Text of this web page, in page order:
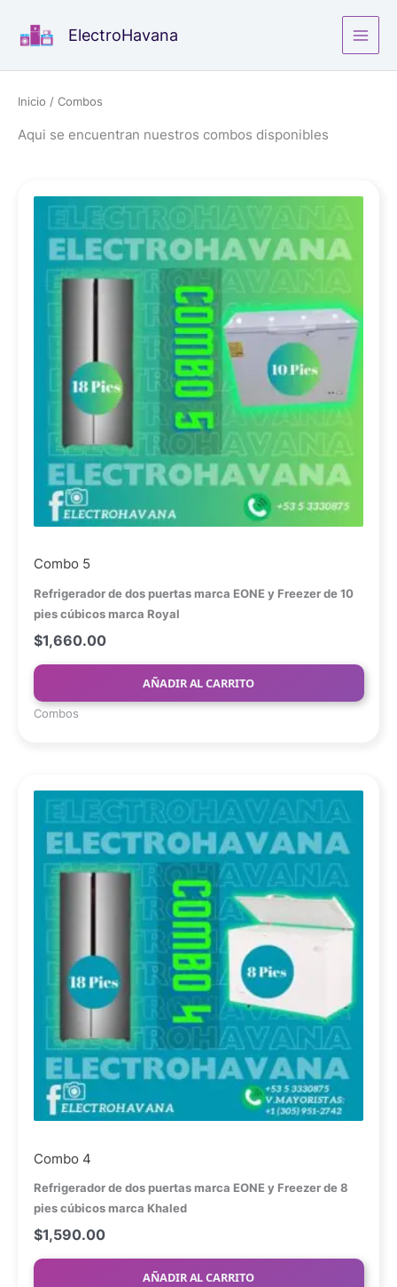
ElectroHavana
Inicio / Combos
Aqui se encuentran nuestros combos disponibles
Combo 5
Refrigerador de dos puertas marca EONE y Freezer de 10
pies cúbicos marca Royal
$1,660.00
AÑADIR AL CARRITO
Combos
Combo 4
Refrigerador de dos puertas marca EONE y Freezer de 8
pies cúbicos marca Khaled
$1,590.00
AÑADIR AL CARRITO